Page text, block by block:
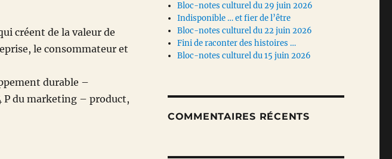
créent de la valeur de
le consommateur et
durable –
P du marketing – product,
Bloc-notes culturel du 29 juin 2026
Indisponible … et fier de l’être
Bloc-notes culturel du 22 juin 2026
Fini de raconter des histoires …
Bloc-notes culturel du 15 juin 2026
COMMENTAIRES RÉCENTS